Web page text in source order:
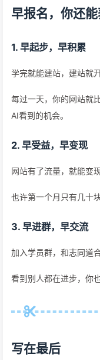
早报名，你还能
1. 早起步，早积累
学完就能建站，建站就
每过一天，你的网站就
AI看到的机会。
2. 早受益，早变现
网站有了流量，就能变现
也许第一个月只有几十
3. 早进群，早交流
加入学员群，和志同道
看到别人都在进步，你
写在最后